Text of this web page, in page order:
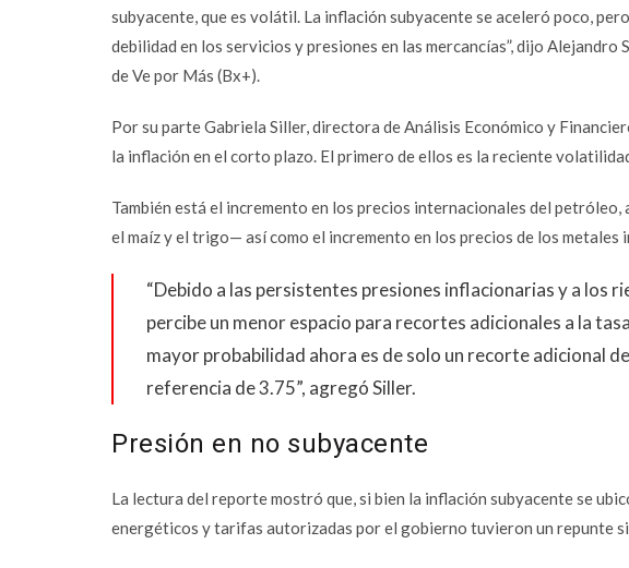
subyacente, que es volátil. La inflación subyacente se aceleró poco,
debilidad en los servicios y presiones en las mercancías”, dijo
de Ve por Más (Bx+).
Por su parte Gabriela Siller, directora de Análisis Económico y
la inflación en el corto plazo. El primero de ellos es la reciente
También está el incremento en los precios internacionales del
el maíz y el trigo— así como el incremento en los precios de los metales
“Debido a las persistentes presiones inflacionarias y a los
percibe un menor espacio para recortes adicionales a la
mayor probabilidad ahora es de solo un recorte adicional
referencia de 3.75”, agregó Siller.
Presión en no subyacente
La lectura del reporte mostró que, si bien la inflación subyacente se
energéticos y tarifas autorizadas por el gobierno tuvieron un repunte